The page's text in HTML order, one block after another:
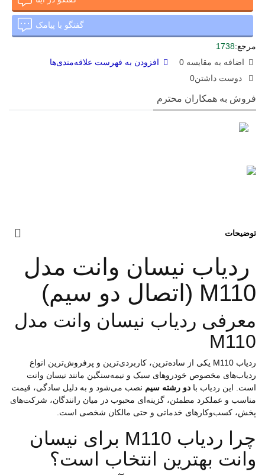
گفتگو با پیامک
مرجع:1738
اضافه به مقایسه 0
افزودن به فهرست علاقه‌مندی‌ها
دوست داشتن0
فروش به همکاران محترم
توضیحات
ردیاب نیسان وانت مدل
M110 (اتصال دو سیم)
معرفی ردیاب نیسان وانت مدل
M110
ردیاب M110 یکی از ساده‌ترین، کاربردی‌ترین و پرفروش‌ترین انواع
ردیاب‌های مخصوص خودروهای سبک و نیمه‌سنگین مانند نیسان وانت
است. این ردیاب با دو رشته سیم نصب می‌شود و به دلیل سادگی، قیمت
مناسب و عملکرد مطمئن، گزینه‌ای محبوب در میان رانندگان، شرکت‌های
پخش، کسب‌وکارهای خدماتی و حتی مالکان شخصی است.
چرا ردیاب M110 برای نیسان
وانت بهترین انتخاب است؟